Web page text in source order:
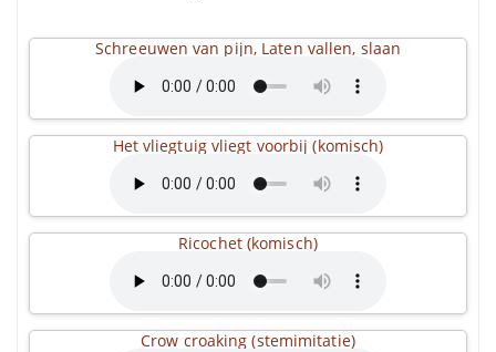
Schreeuwen van pijn, Laten vallen, slaan
Het vliegtuig vliegt voorbij (komisch)
Ricochet (komisch)
Crow croaking (stemimitatie)